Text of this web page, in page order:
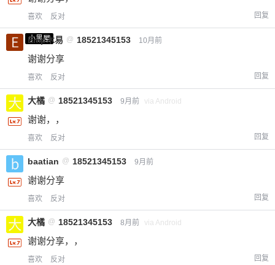
喜欢 反对 回复
小黑屋
Emp木易 @ 18521345153 10月前
谢谢分享
喜欢 反对 回复
大橘 @ 18521345153 9月前 via Android
谢谢，，
喜欢 反对 回复
baatian @ 18521345153 9月前
谢谢分享
喜欢 反对 回复
大橘 @ 18521345153 8月前 via Android
谢谢分享，，
喜欢 反对 回复